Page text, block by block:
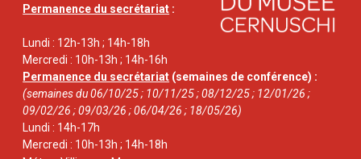
Permanence du secrétariat :
Lundi : 12h-13h ; 14h-18h
Mercredi : 10h-13h ; 14h-16h
Permanence du secrétariat (semaines de conférence) :
(semaines du 06/10/25 ; 10/11/25 ; 08/12/25 ; 12/01/26 ;
09/02/26 ; 09/03/26 ; 06/04/26 ; 18/05/26)
Lundi : 14h-17h
Mercredi : 10h-13h ; 14h-18h